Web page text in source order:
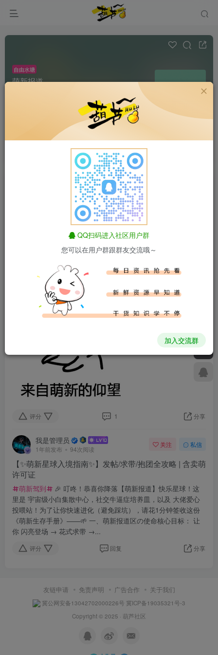
自由水塘
萌新报道
✨ 欢迎新朋友上岸！在此留下你的第一条足迹吧！
自我介绍、求勾搭、晒入坑宣言——老船员们已备
超级版主 申请版主 发布
最新回复 热门 精华
316次阅读
【萌新驾到】报告！发现一只野生小白，会发光还会喊
手村连滚带...
评分 1 分享
我是管理员
1年前发布 94次阅读
关注 私信
【✨萌新星球入境指南✨】发帖/求带/抱团全攻略 | 含卖萌
许可证
萌新驾到
🎉 叮咚！恭喜你降落【萌新报道】快乐星球！这
里是 宇宙级小白集散中心，社交牛逼症培养皿，以及 大佬爱心
投喂站！为了让你快速进化（避免踩坑），请花1分钟签收这份
《萌新生存手册》——🌱 一、萌新报道区の使命核心目标： 让
你 闪亮登场 → 花式求带 →...
评分 回复 分享
友链申请 免责声明 广告合作 关于我们
冀公网安备13042702000226号 冀ICP备19035321号-3
Copyright © 2025 · 葫芦社区
QQ扫码进入社区用户群
您可以在用户群跟群友交流哦～
加入交流群